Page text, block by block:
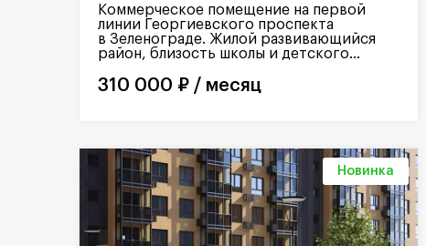
Коммерческое помещение на первой
линии Георгиевского проспекта
в Зеленограде. Жилой развивающийся
район, близость школы и детского...
310 000 ₽ / месяц
Новинка